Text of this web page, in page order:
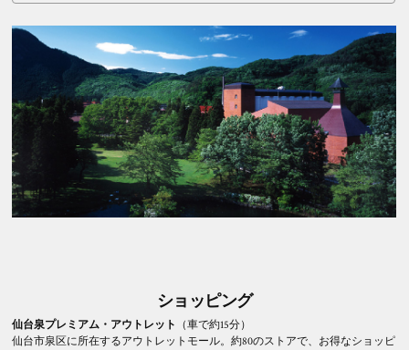
ショッピング
仙台泉プレミアム・アウトレット （車で約15分）
仙台市泉区に所在するアウトレットモール。約80のストアで、お得なショッピ